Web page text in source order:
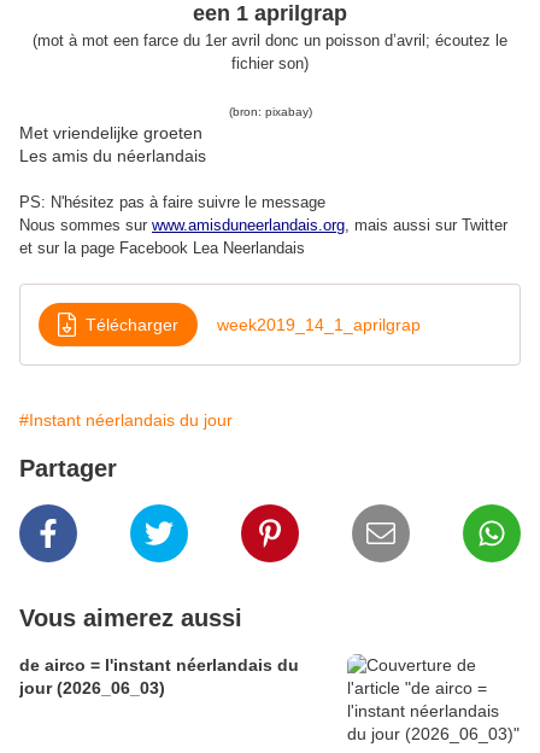
een 1 aprilgrap
(mot à mot een farce du 1er avril donc un poisson d’avril ; écoutez le
fichier son)
(bron: pixabay)
Met vriendelijke groeten
Les amis du néerlandais
PS: N'hésitez pas à faire suivre le message
Nous sommes sur www.amisduneerlandais.org, mais aussi sur Twitter
et sur la page Facebook Lea Neerlandais
Télécharger week2019_14_1_aprilgrap
#Instant néerlandais du jour
Partager
Vous aimerez aussi
de airco = l'instant néerlandais du
jour (2026_06_03)